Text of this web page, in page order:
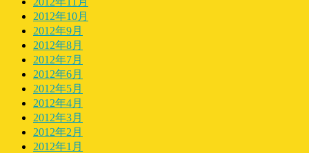
2012年10月
2012年9月
2012年8月
2012年7月
2012年6月
2012年5月
2012年4月
2012年3月
2012年2月
2012年1月